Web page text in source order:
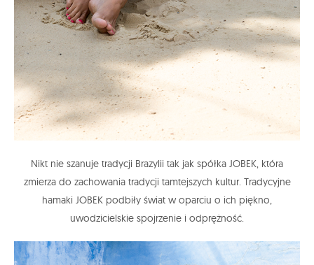
Nikt nie szanuje tradycji Brazylii tak jak spółka JOBEK, która
zmierza do zachowania tradycji tamtejszych kultur. Tradycyjne
hamaki JOBEK podbiły świat w oparciu o ich piękno,
uwodzicielskie spojrzenie i odprężność.